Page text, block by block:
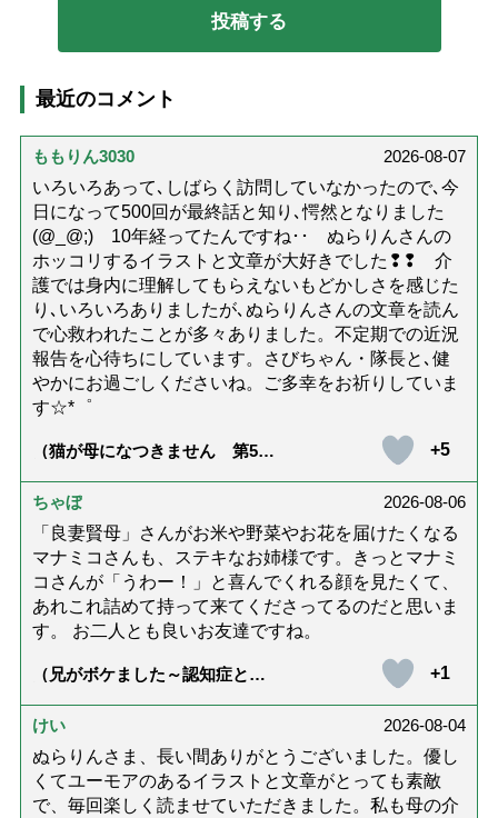
最近のコメント
ももりん3030
2026-08-07
いろいろあって､しばらく訪問していなかったので､今
日になって500回が最終話と知り､愕然となりました
(@_@;) 10年経ってたんですね･･ ぬらりんさんの
ホッコリするイラストと文章が大好きでした❢❢ 介
護では身内に理解してもらえないもどかしさを感じた
り､いろいろありましたが､ぬらりんさんの文章を読ん
で心救われたことが多々ありました。不定期での近況
報告を心待ちにしています。さびちゃん・隊長と､健
やかにお過ごしくださいね。ご多幸をお祈りしていま
す☆*゜
（猫が母になつきません 第500
+5
ちゃぼ
2026-08-06
「良妻賢母」さんがお米や野菜やお花を届けたくなる
マナミコさんも、ステキなお姉様です。きっとマナミ
コさんが「うわー！」と喜んでくれる顔を見たくて、
あれこれ詰めて持って来てくださってるのだと思いま
す。 お二人とも良いお友達ですね。
（兄がボケました～認知症と介
達』が届きました」）
+1
けい
2026-08-04
ぬらりんさま、長い間ありがとうございました。優し
くてユーモアのあるイラストと文章がとっても素敵
で、毎回楽しく読ませていただきました。私も母の介